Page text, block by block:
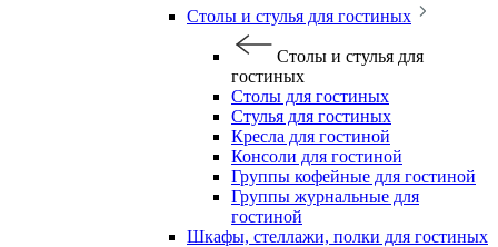
Столы и стулья для гостиных
Столы и стулья для
гостиных
Столы для гостиных
Стулья для гостиных
Кресла для гостиной
Консоли для гостиной
Группы кофейные для гостиной
Группы журнальные для
гостиной
Шкафы, стеллажи, полки для гостиных